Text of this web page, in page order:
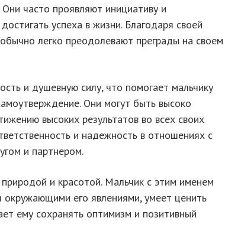
часто проявляют инициативу и
успеха в жизни. Благодаря своей
легко преодолевают преграды на своем
и душевную силу, что помогает мальчику
Они могут быть высоко
высоких результатов во всех своих
и надежность в отношениях с
и партнером.
и красотой. Мальчик с этим именем
его явлениями, умеет ценить
ему сохранять оптимизм и позитивный